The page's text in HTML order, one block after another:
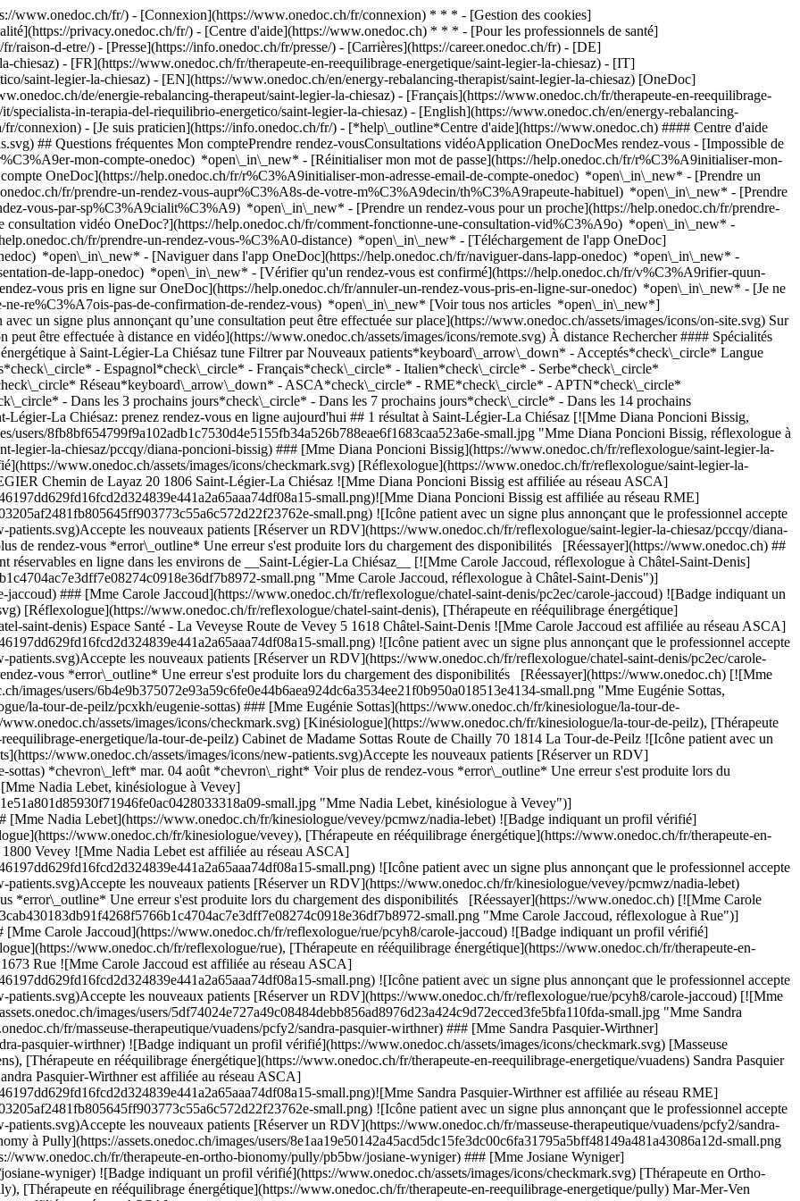
www.onedoc.ch/fr/) - [Connexion](https://www.onedoc.ch/fr/connexion) * * * - [Gestion des cookies]
privacy.onedoc.ch/fr/) - [Centre d'aide](https://www.onedoc.ch) * * * - [Pour les professionnels de santé]
d-etre/) - [Presse](https://info.onedoc.ch/fr/presse/) - [Carrières](https://career.onedoc.ch/fr) - [DE]
chiesaz) - [FR](https://www.onedoc.ch/fr/therapeute-en-reequilibrage-energetique/saint-legier-la-chiesaz) - [IT]
saint-legier-la-chiesaz) - [EN](https://www.onedoc.ch/en/energy-rebalancing-therapist/saint-legier-la-chiesaz) [OneDoc]
de/energie-rebalancing-therapeut/saint-legier-la-chiesaz) - [Français](https://www.onedoc.ch/fr/therapeute-en-reequilibrage-
specialista-in-terapia-del-riequilibrio-energetico/saint-legier-la-chiesaz) - [English](https://www.onedoc.ch/en/energy-rebalancing-
connexion) - [Je suis praticien](https://info.onedoc.ch/fr/) - [*help\_outline*Centre d'aide](https://www.onedoc.ch) #### Centre d'aide
## Questions fréquentes Mon comptePrendre rendez-vousConsultations vidéoApplication OneDocMes rendez-vous - [Impossible de
mon-compte-onedoc) *open\_in\_new* - [Réinitialiser mon mot de passe](https://help.onedoc.ch/fr/r%C3%A9initialiser-mon-
OneDoc](https://help.onedoc.ch/fr/r%C3%A9initialiser-mon-adresse-email-de-compte-onedoc) *open\_in\_new* - [Prendre un
fr/prendre-un-rendez-vous-aupr%C3%A8s-de-votre-m%C3%A9decin/th%C3%A9rapeute-habituel) *open\_in\_new* - [Prendre
vous-par-sp%C3%A9cialit%C3%A9) *open\_in\_new* - [Prendre un rendez-vous pour un proche](https://help.onedoc.ch/fr/prendre-
consultation vidéo OneDoc?](https://help.onedoc.ch/fr/comment-fonctionne-une-consultation-vid%C3%A9o) *open\_in\_new* -
fr/prendre-un-rendez-vous-%C3%A0-distance) *open\_in\_new* - [Téléchargement de l'app OneDoc]
*open\_in\_new* - [Naviguer dans l'app OneDoc](https://help.onedoc.ch/fr/naviguer-dans-lapp-onedoc) *open\_in\_new* -
de-lapp-onedoc) *open\_in\_new* - [Vérifier qu'un rendez-vous est confirmé](https://help.onedoc.ch/fr/v%C3%A9rifier-quun-rendez-vous-est-confirm%C3%A9) *open\_in\_new* - [Annuler un rendez-vous pris en ligne sur OneDoc](https://help.onedoc.ch/fr/annuler-un-rendez-vous-pris-en-ligne-sur-onedoc) *open\_in\_new* - [Je ne reçois pas de confirmation de rendez-vous](https://help.onedoc.ch/fr/je-ne-re%C3%A7ois-pas-de-confirmation-de-rendez-vous) *open\_in\_new* [Voir tous nos articles *open\_in\_new*](https://help.onedoc.ch/fr/) close ## Modifier votre recherche ![Maison avec un signe plus annonçant qu’une consultation peut être effectuée sur place](https://www.onedoc.ch/assets/images/icons/on-site.svg) Sur place ![Caméra avec un symbole lecture annonçant qu’une consultation peut être effectuée à distance en vidéo](https://www.onedoc.ch/assets/images/icons/remote.svg) À distance Rechercher #### Spécialités #### Praticiens #### Établissements edit Thérapeute en rééquilibrage énergétique à Saint-Légier-La Chiésaz tune Filtrer par Nouveaux patients*keyboard\_arrow\_down* - Acceptés*check\_circle* Langue parlée*keyboard\_arrow\_down* - Allemand*check\_circle* - Anglais*check\_circle* - Espagnol*check\_circle* - Français*check\_circle* - Italien*check\_circle* - Serbe*check\_circle* Sexe*keyboard\_arrow\_down* - Femme*check\_circle* - Homme*check\_circle* Réseau*keyboard\_arrow\_down* - ASCA*check\_circle* - RME*check\_circle* - APTN*check\_circle* Disponibilité*keyboard\_arrow\_down* - Disponible aujourdhui*check\_circle* - Dans les 3 prochains jours*check\_circle* - Dans les 7 prochains jours*check\_circle* - Dans les 14 prochains jours*check\_circle* # Thérapeute en rééquilibrage énergétique à Saint-Légier-La Chiésaz: prenez rendez-vous en ligne aujourd'hui ## 1 résultat à Saint-Légier-La Chiésaz [![Mme Diana Poncioni Bissig, réflexologue à Saint-Légier-La Chiésaz](https://assets.onedoc.ch/images/users/8fb8bf654799f9a102adb1c7530d4e5155fb34a526b788eae6f1683caa523a6e-small.jpg "Mme Diana Poncioni Bissig, réflexologue à Saint-Légier-La Chiésaz")](https://www.onedoc.ch/fr/reflexologue/saint-legier-la-chiesaz/pccqy/diana-poncioni-bissig) ### [Mme Diana Poncioni Bissig](https://www.onedoc.ch/fr/reflexologue/saint-legier-la-chiesaz/pccqy/diana-poncioni-bissig) ![Badge indiquant un profil vérifié](https://www.onedoc.ch/assets/images/icons/checkmark.svg) [Réflexologue](https://www.onedoc.ch/fr/reflexologue/saint-legier-la-chiesaz), Thérapeute en rééquilibrage énergétique dpbien-etre à ST-LEGIER Chemin de Layaz 20 1806 Saint-Légier-La Chiésaz ![Mme Diana Poncioni Bissig est affiliée au réseau ASCA](https://assets.onedoc.ch/images/networks/logos/496d325fd4282f2f0a46197dd629fd16fcd2d324839e441a2a65aaa74df08a15-small.png)![Mme Diana Poncioni Bissig est affiliée au réseau RME](https://assets.onedoc.ch/images/networks/logos/a202aabd14cdddb5ff03205af2481fb805645ff903773c55a6c572d22f23762e-small.png) ![Icône patient avec un signe plus annonçant que le professionnel accepte de nouveaux patients](https://www.onedoc.ch/assets/images/icons/new-patients.svg)Accepte les nouveaux patients [Réserver un RDV](https://www.onedoc.ch/fr/reflexologue/saint-legier-la-chiesaz/pccqy/diana-poncioni-bissig) *chevron\_left* mar. 04 août *chevron\_right* Voir plus de rendez-vous *error\_outline* Une erreur s'est produite lors du chargement des disponibilités [Réessayer](https://www.onedoc.ch) ## __Thérapeutes en rééquilibrage énergétique__: d'autres spécialistes sont réservables en ligne dans les environs de __Saint-Légier-La Chiésaz__ [![Mme Carole Jaccoud, réflexologue à Châtel-Saint-Denis](https://assets.onedoc.ch/images/users/7c3cab430183db91f4268f5766b1c4704ac7e3dff7e08274c0918e36df7b8972-small.png "Mme Carole Jaccoud, réflexologue à Châtel-Saint-Denis")](https://www.onedoc.ch/fr/reflexologue/chatel-saint-denis/pc2ec/carole-jaccoud) ### [Mme Carole Jaccoud](https://www.onedoc.ch/fr/reflexologue/chatel-saint-denis/pc2ec/carole-jaccoud) ![Badge indiquant un profil vérifié](https://www.onedoc.ch/assets/images/icons/checkmark.svg) [Réflexologue](https://www.onedoc.ch/fr/reflexologue/chatel-saint-denis), [Thérapeute en rééquilibrage énergétique](https://www.onedoc.ch/fr/therapeute-en-reequilibrage-energetique/chatel-saint-denis) Espace Santé - La Veveyse Route de Vevey 5 1618 Châtel-Saint-Denis ![Mme Carole Jaccoud est affiliée au réseau ASCA](https://assets.onedoc.ch/images/networks/logos/496d325fd4282f2f0a46197dd629fd16fcd2d324839e441a2a65aaa74df08a15-small.png) ![Icône patient avec un signe plus annonçant que le professionnel accepte de nouveaux patients](https://www.onedoc.ch/assets/images/icons/new-patients.svg)Accepte les nouveaux patients [Réserver un RDV](https://www.onedoc.ch/fr/reflexologue/chatel-saint-denis/pc2ec/carole-jaccoud) *chevron\_left* mar. 04 août *chevron\_right* Voir plus de rendez-vous *error\_outline* Une erreur s'est produite lors du chargement des disponibilités [Réessayer](https://www.onedoc.ch) [![Mme Eugénie Sottas, kinésiologue à La Tour-de-Peilz](https://assets.onedoc.ch/images/users/6b4e9b375072e93a59c6fe0e44b6aea924dc6a3534ee21f0b950a018513e4134-small.png "Mme Eugénie Sottas, kinésiologue à La Tour-de-Peilz")](https://www.onedoc.ch/fr/kinesiologue/la-tour-de-peilz/pcxkh/eugenie-sottas) ### [Mme Eugénie Sottas](https://www.onedoc.ch/fr/kinesiologue/la-tour-de-peilz/pcxkh/eugenie-sottas) ![Badge indiquant un profil vérifié](https://www.onedoc.ch/assets/images/icons/checkmark.svg) [Kinésiologue](https://www.onedoc.ch/fr/kinesiologue/la-tour-de-peilz), [Thérapeute en rééquilibrage énergétique](https://www.onedoc.ch/fr/therapeute-en-reequilibrage-energetique/la-tour-de-peilz) Cabinet de Madame Sottas Route de Chailly 70 1814 La Tour-de-Peilz ![Icône patient avec un signe plus annonçant que le professionnel accepte de nouveaux patients](https://www.onedoc.ch/assets/images/icons/new-patients.svg)Accepte les nouveaux patients [Réserver un RDV](https://www.onedoc.ch/fr/kinesiologue/la-tour-de-peilz/pcxkh/eugenie-sottas) *chevron\_left* mar. 04 août *chevron\_right* Voir plus de rendez-vous *error\_outline* Une erreur s'est produite lors du chargement des disponibilités [Réessayer](https://www.onedoc.ch) [![Mme Nadia Lebet, kinésiologue à Vevey](https://assets.onedoc.ch/images/users/7f89119b83baa879bda2a0dd301e51a801d85930f71946fe0ac0428033318a09-small.jpg "Mme Nadia Lebet, kinésiologue à Vevey")](https://www.onedoc.ch/fr/kinesiologue/vevey/pcmwz/nadia-lebet) ### [Mme Nadia Lebet](https://www.onedoc.ch/fr/kinesiologue/vevey/pcmwz/nadia-lebet) ![Badge indiquant un profil vérifié](https://www.onedoc.ch/assets/images/icons/checkmark.svg) [Kinésiologue](https://www.onedoc.ch/fr/kinesiologue/vevey), [Thérapeute en rééquilibrage énergétique](https://www.onedoc.ch/fr/therapeute-en-reequilibrage-energetique/vevey) Nadia Lebet Avenue de Crédeilles 1 1800 Vevey ![Mme Nadia Lebet est affiliée au réseau ASCA](https://assets.onedoc.ch/images/networks/logos/496d325fd4282f2f0a46197dd629fd16fcd2d324839e441a2a65aaa74df08a15-small.png) ![Icône patient avec un signe plus annonçant que le professionnel accepte de nouveaux patients](https://www.onedoc.ch/assets/images/icons/new-patients.svg)Accepte les nouveaux patients [Réserver un RDV](https://www.onedoc.ch/fr/kinesiologue/vevey/pcmwz/nadia-lebet) *chevron\_left* mar. 04 août *chevron\_right* Voir plus de rendez-vous *error\_outline* Une erreur s'est produite lors du chargement des disponibilités [Réessayer](https://www.onedoc.ch) [![Mme Carole Jaccoud, réflexologue à Rue](https://assets.onedoc.ch/images/users/7c3cab430183db91f4268f5766b1c4704ac7e3dff7e08274c0918e36df7b8972-small.png "Mme Carole Jaccoud, réflexologue à Rue")](https://www.onedoc.ch/fr/reflexologue/rue/pcyh8/carole-jaccoud) ### [Mme Carole Jaccoud](https://www.onedoc.ch/fr/reflexologue/rue/pcyh8/carole-jaccoud) ![Badge indiquant un profil vérifié](https://www.onedoc.ch/assets/images/icons/checkmark.svg) [Réflexologue](https://www.onedoc.ch/fr/reflexologue/rue), [Thérapeute en rééquilibrage énergétique](https://www.onedoc.ch/fr/therapeute-en-reequilibrage-energetique/rue) cabinet individuel Route du Menhir 73 1673 Rue ![Mme Carole Jaccoud est affiliée au réseau ASCA](https://assets.onedoc.ch/images/networks/logos/496d325fd4282f2f0a46197dd629fd16fcd2d324839e441a2a65aaa74df08a15-small.png) ![Icône patient avec un signe plus annonçant que le professionnel accepte de nouveaux patients](https://www.onedoc.ch/assets/images/icons/new-patients.svg)Accepte les nouveaux patients [Réserver un RDV](https://www.onedoc.ch/fr/reflexologue/rue/pcyh8/carole-jaccoud) [![Mme Sandra Pasquier-Wirthner, masseuse thérapeutique à Vuadens](https://assets.onedoc.ch/images/users/5df74024e727a49c08484debb856ad8976d23a424c9d72ecced3fe5bfa110fda-small.jpg "Mme Sandra Pasquier-Wirthner, masseuse thérapeutique à Vuadens")](https://www.onedoc.ch/fr/masseuse-therapeutique/vuadens/pcfy2/sandra-pasquier-wirthner) ### [Mme Sandra Pasquier-Wirthner](https://www.onedoc.ch/fr/masseuse-therapeutique/vuadens/pcfy2/sandra-pasquier-wirthner) ![Badge indiquant un profil vérifié](https://www.onedoc.ch/assets/images/icons/checkmark.svg) [Masseuse thérapeutique](https://www.onedoc.ch/fr/masseur-therapeutique/vuadens), [Thérapeute en rééquilibrage énergétique](https://www.onedoc.ch/fr/therapeute-en-reequilibrage-energetique/vuadens) Sandra Pasquier cabinet atitud Vuadens ch. de la Grangette 30 1628 Vuadens ![Mme Sandra Pasquier-Wirthner est affiliée au réseau ASCA](https://assets.onedoc.ch/images/networks/logos/496d325fd4282f2f0a46197dd629fd16fcd2d324839e441a2a65aaa74df08a15-small.png)![Mme Sandra Pasquier-Wirthner est affiliée au réseau RME](https://assets.onedoc.ch/images/networks/logos/a202aabd14cdddb5ff03205af2481fb805645ff903773c55a6c572d22f23762e-small.png) ![Icône patient avec un signe plus annonçant que le professionnel accepte de nouveaux patients](https://www.onedoc.ch/assets/i